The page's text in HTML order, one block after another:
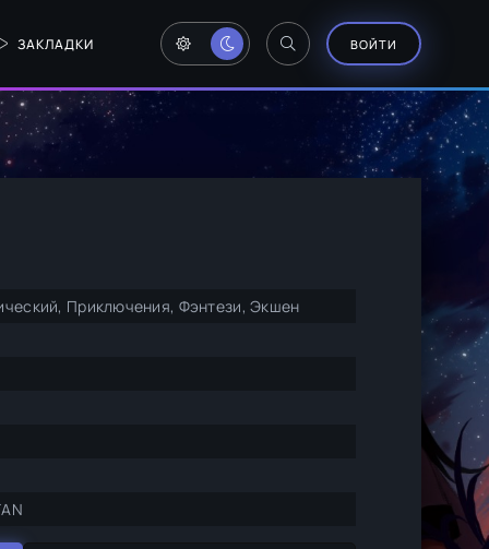
ЗАКЛАДКИ ВОЙТИ
Приключения, Фэнтези, Экшен